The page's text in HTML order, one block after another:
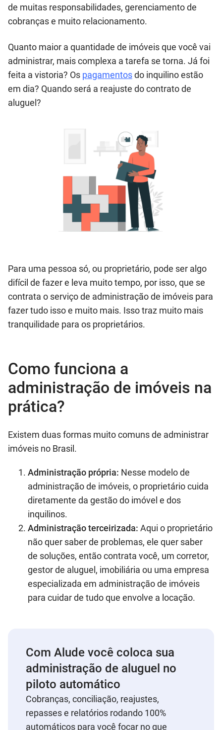
de muitas responsabilidades, gerenciamento de
cobranças e muito relacionamento.
Quanto maior a quantidade de imóveis que você vai
administrar, mais complexa a tarefa se torna. Já foi
feita a vistoria? Os pagamentosdo inquilino estão
em dia? Quando será a reajuste do contrato de
aluguel?
Para uma pessoa só, ou proprietário, pode ser algo
difícil de fazer e leva muito tempo, por isso, que se
contrata o serviço de administração de imóveis para
fazer tudo isso e muito mais. Isso traz muito mais
tranquilidade para os proprietários.
Como funciona a
administração de imóveis na
prática?
Existem duas formas muito comuns de administrar
imóveis no Brasil.
Administração própria: Nesse modelo de
administração de imóveis, o proprietário cuida
diretamente da gestão do imóvel e dos
inquilinos.
Administração terceirizada: Aqui o proprietário
não quer saber de problemas, ele quer saber
de soluções, então contrata você, um corretor,
gestor de aluguel, imobiliária ou uma empresa
especializada em administração de imóveis
para cuidar de tudo que envolve a locação.
Com Alude você coloca sua
administração de aluguel no
piloto automático
Cobranças, conciliação, reajustes,
repasses e relatórios rodando 100%
automáticos para você focar no que